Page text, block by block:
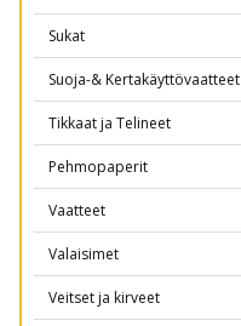
Sukat
Suoja-& Kertakäyttövaatteet
Tikkaat ja Telineet
Pehmopaperit
Vaatteet
Valaisimet
Veitset ja kirveet